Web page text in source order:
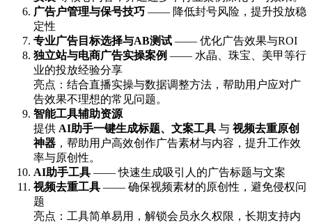
广告户管理与保号技巧 —— 降低封号风险，提升投放稳
定性
专业广告目标选择与AB测试 —— 优化广告效果与ROI
独立站与电商广告实操案例 —— 水晶、珠宝、美甲等行
业的投放经验分享
亮点：结合直播实操与数据调整方法，帮助用户应对广
告效果不理想的常见问题。
智能工具辅助资源
提供 AI助手一键生成标题、文案工具 与 视频去重原创
神器 ，帮助用户高效创作广告素材与内容，提升工作效
率与原创性。
AI助手工具 —— 快速生成吸引人的广告标题与文案
视频去重工具 —— 确保视频素材的原创性，避免侵权问
题
亮点：工具简单易用，解锁会员永久权限，长期支持内